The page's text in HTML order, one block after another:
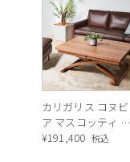
カリガリス コヌビ
ア マスコッティ 伸
長・昇降式テーブ
¥191,400 税込